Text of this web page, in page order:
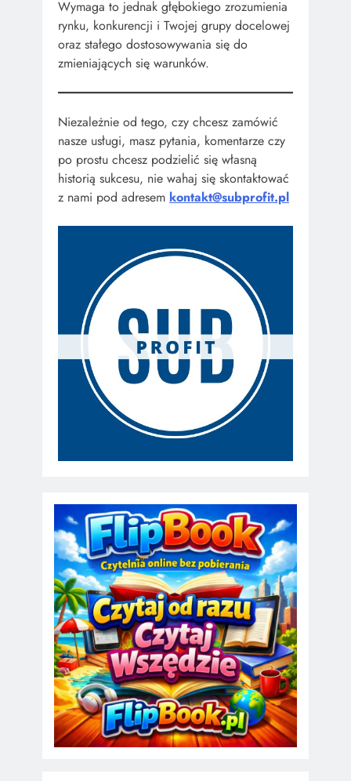
Wymaga to jednak głębokiego zrozumienia
rynku, konkurencji i Twojej grupy docelowej
oraz stałego dostosowywania się do
zmieniających się warunków.
Niezależnie od tego, czy chcesz zamówić
nasze usługi, masz pytania, komentarze czy
po prostu chcesz podzielić się własną
historią sukcesu, nie wahaj się skontaktować
z nami pod adresem kontakt@subprofit.pl